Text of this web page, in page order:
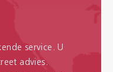
service. U
advies.